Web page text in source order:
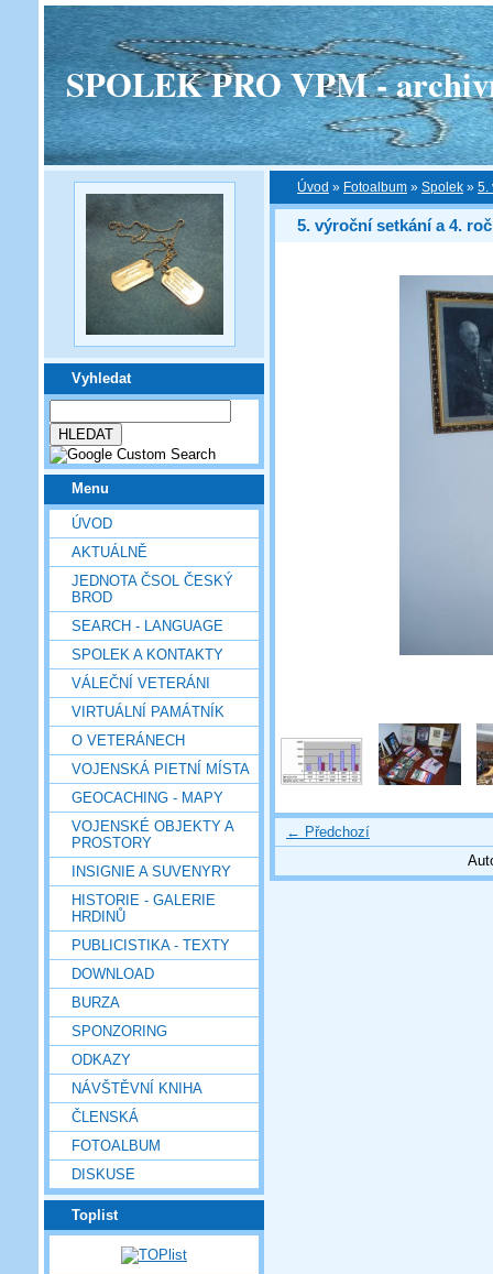
SPOLEK PRO VPM -
Vyhledat
Menu
ÚVOD
AKTUÁLNĚ
JEDNOTA ČSOL ČESKÝ
BROD
SEARCH - LANGUAGE
SPOLEK A KONTAKTY
VÁLEČNÍ VETERÁNI
VIRTUÁLNÍ PAMÁTNÍK
O VETERÁNECH
VOJENSKÁ PIETNÍ MÍSTA
GEOCACHING - MAPY
VOJENSKÉ OBJEKTY A
PROSTORY
INSIGNIE A SUVENYRY
HISTORIE - GALERIE
HRDINŮ
PUBLICISTIKA - TEXTY
DOWNLOAD
BURZA
SPONZORING
ODKAZY
NÁVŠTĚVNÍ KNIHA
ČLENSKÁ
FOTOALBUM
DISKUSE
Toplist
Úvod » Fotoalbum » Spolek » 5.
5. výroční setkání a 4.
← Předchozí